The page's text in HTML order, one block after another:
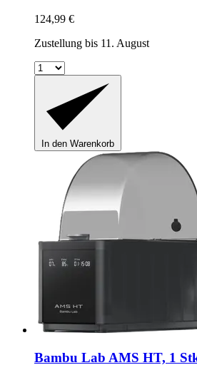
124,99 €
Zustellung bis 11. August
In den Warenkorb
Bambu Lab AMS HT, 1